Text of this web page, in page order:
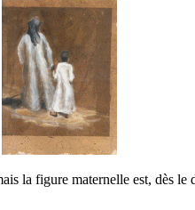
la figure maternelle est, dès